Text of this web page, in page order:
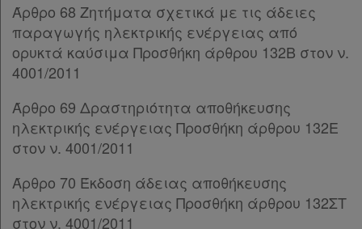
Παρ.3
Παρ.4
ΚΕΦΑΛΑΙΟ Ζ΄ [-]
Παρ.1
Παρ.2
Παρ.3
Παρ.5
Παρ.6
Παρ.7
Άρθρο 68 Ζητήματα σχετικά με τις άδειες
παραγωγής ηλεκτρικής ενέργειας από
ορυκτά καύσιμα Προσθήκη άρθρου 132Β στον ν.
4001/2011
Άρθρο 69 Δραστηριότητα αποθήκευσης
ηλεκτρικής ενέργειας Προσθήκη άρθρου 132Ε
στον ν. 4001/2011
Άρθρο 70 Έκδοση άδειας αποθήκευσης
ηλεκτρικής ενέργειας Προσθήκη άρθρου 132ΣΤ
στον ν. 4001/2011